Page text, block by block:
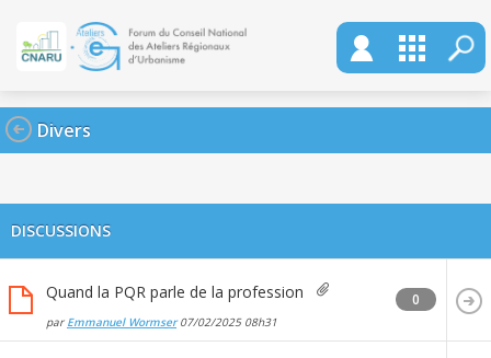
Divers
DISCUSSIONS
Quand la PQR parle de la profession
par Emmanuel Wormser07/02/2025 08h31
0